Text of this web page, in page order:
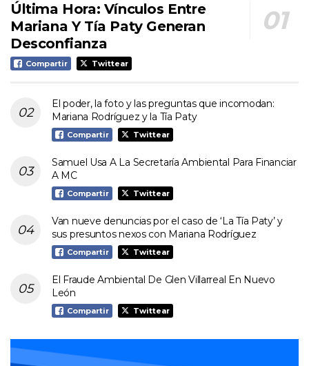
Última Hora: Vínculos Entre
Mariana Y Tía Paty Generan
Desconfianza
Compartir Twittear
El poder, la foto y las preguntas que incomodan:
Mariana Rodríguez y la Tía Paty
Compartir Twittear
Samuel Usa A La Secretaría Ambiental Para Financiar
A MC
Compartir Twittear
Van nueve denuncias por el caso de ‘La Tía Paty’ y
sus presuntos nexos con Mariana Rodríguez
Compartir Twittear
El Fraude Ambiental De Glen Villarreal En Nuevo
León
Compartir Twittear